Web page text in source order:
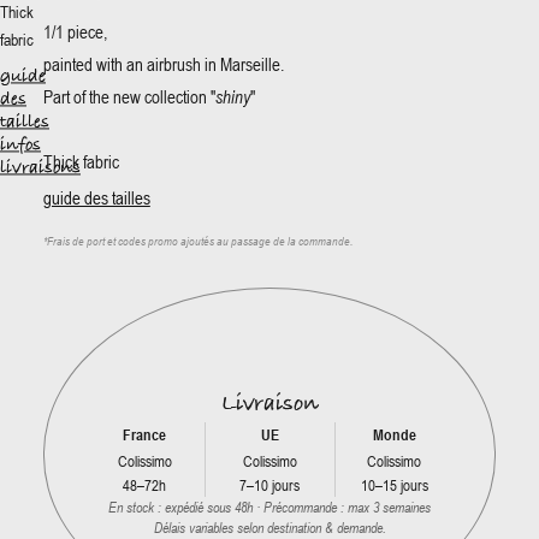
Thick
fabric
guide
des
tailles
infos
livraisons
1/1 piece,
painted with an airbrush in Marseille.
Part of the new collection "shiny"
Thick fabric
guide des tailles
*Frais de port et codes promo ajoutés au passage de la commande.
Livraison
France
Colissimo
48–72h
UE
Colissimo
7–10 jours
Monde
Colissimo
10–15 jours
En stock : expédié sous 48h · Précommande : max 3 semaines
Délais variables selon destination & demande.